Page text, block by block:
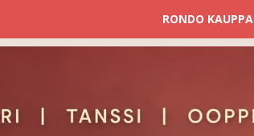
RONDO KAUPPA